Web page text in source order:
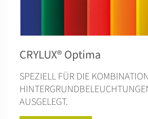
CRYLUX® Optima
SPEZIELL FÜR DIE
AUSGELEGT.